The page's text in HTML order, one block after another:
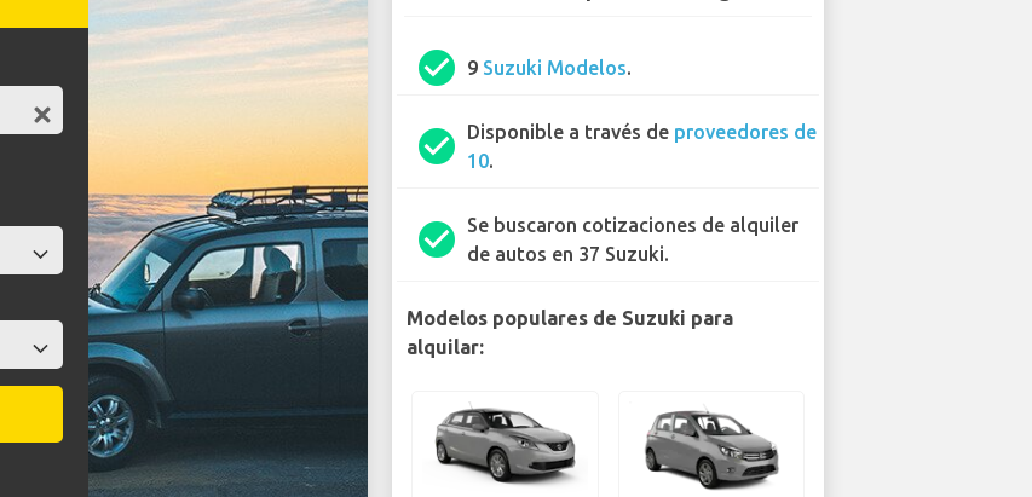
check_circle 9 Suzuki Modelos.
check_circle Disponible a través de proveedores de
10.
check_circle
Se buscaron cotizaciones de alquiler
de autos en 37 Suzuki.
Modelos populares de Suzuki para
alquilar: